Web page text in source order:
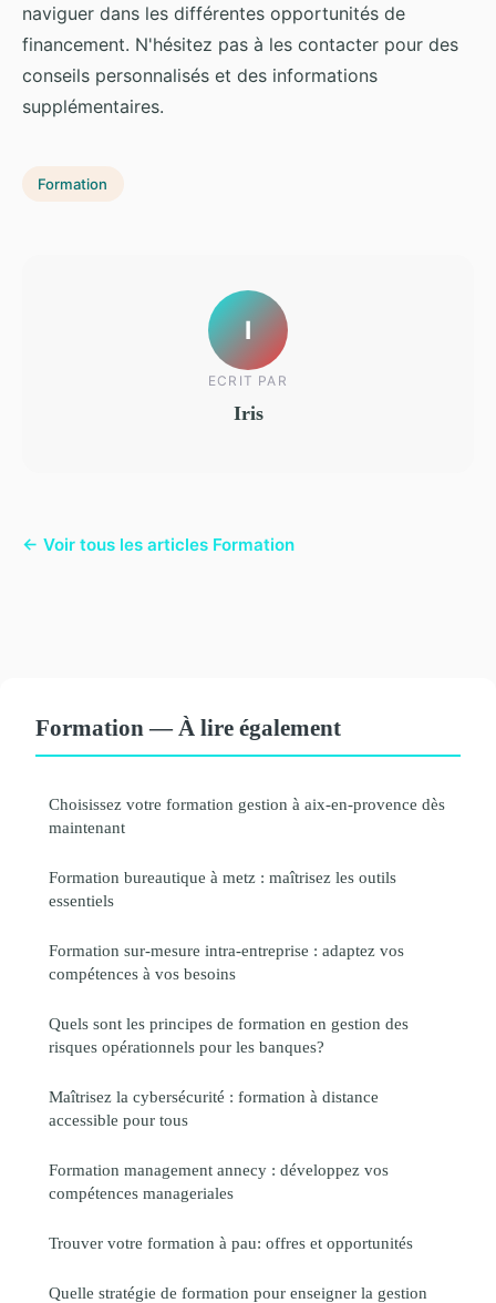
naviguer dans les différentes opportunités de
financement. N'hésitez pas à les contacter pour des
conseils personnalisés et des informations
supplémentaires.
Formation
I
ECRIT PAR
Iris
← Voir tous les articles Formation
Formation — À lire également
Choisissez votre formation gestion à aix-en-provence dès
maintenant
Formation bureautique à metz : maîtrisez les outils
essentiels
Formation sur-mesure intra-entreprise : adaptez vos
compétences à vos besoins
Quels sont les principes de formation en gestion des
risques opérationnels pour les banques?
Maîtrisez la cybersécurité : formation à distance
accessible pour tous
Formation management annecy : développez vos
compétences manageriales
Trouver votre formation à pau: offres et opportunités
Quelle stratégie de formation pour enseigner la gestion